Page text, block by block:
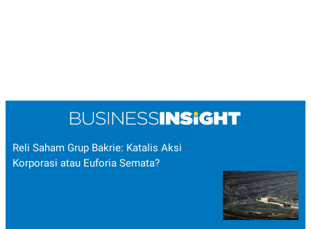
Reli Saham Grup Bakrie: Katalis Aksi
Korporasi atau Euforia Semata?